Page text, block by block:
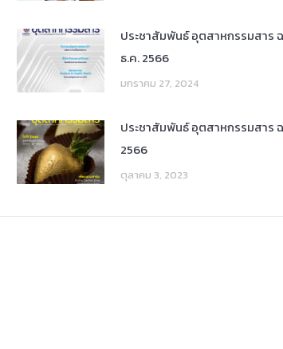
ประชาสัมพันธ์ อุตสาหกรรมสาร
ธ.ค. 2566
มกราคม 27, 2024
ประชาสัมพันธ์ อุตสาหกรรมสาร
2566
ตุลาคม 3, 2023